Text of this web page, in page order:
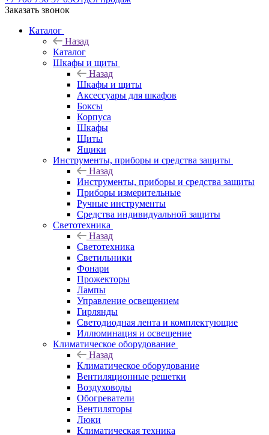
Заказать звонок
Каталог
Назад
Каталог
Шкафы и щиты
Назад
Шкафы и щиты
Аксессуары для шкафов
Боксы
Корпуса
Шкафы
Щиты
Ящики
Инструменты, приборы и средства защиты
Назад
Инструменты, приборы и средства защиты
Приборы измерительные
Ручные инструменты
Средства индивидуальной защиты
Светотехника
Назад
Светотехника
Светильники
Фонари
Прожекторы
Лампы
Управление освещением
Гирлянды
Светодиодная лента и комплектующие
Иллюминация и освещение
Климатическое оборудование
Назад
Климатическое оборудование
Вентиляционные решетки
Воздуховоды
Обогреватели
Вентиляторы
Люки
Климатическая техника